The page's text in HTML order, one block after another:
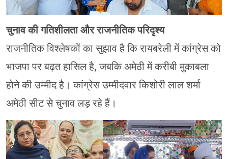
चुनाव की गतिशीलता और राजनीतिक परिदृश्य
राजनीतिक विश्लेषकों का सुझाव है कि रायबरेली में कांग्रेस को
भाजपा पर बढ़त हासिल है, जबकि अमेठी में करीबी मुकाबला
होने की उम्मीद है। कांग्रेस उम्मीदवार किशोरी लाल शर्मा
अमेठी सीट से चुनाव लड़ रहे हैं।